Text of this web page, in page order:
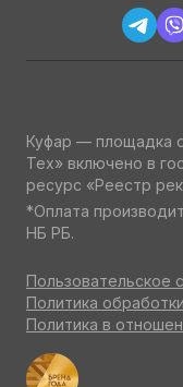
Куфар — площадка
Тех» включено в
ресурс «Реестр
*Оплата
НБ РБ.
Пользовательское
Политика
Политика в